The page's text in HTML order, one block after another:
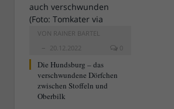
VON RAINER BARTEL
20.12.2022
0
Die Hundsburg – das
verschwundene Dörfchen
zwischen Stoffeln und
Oberbilk